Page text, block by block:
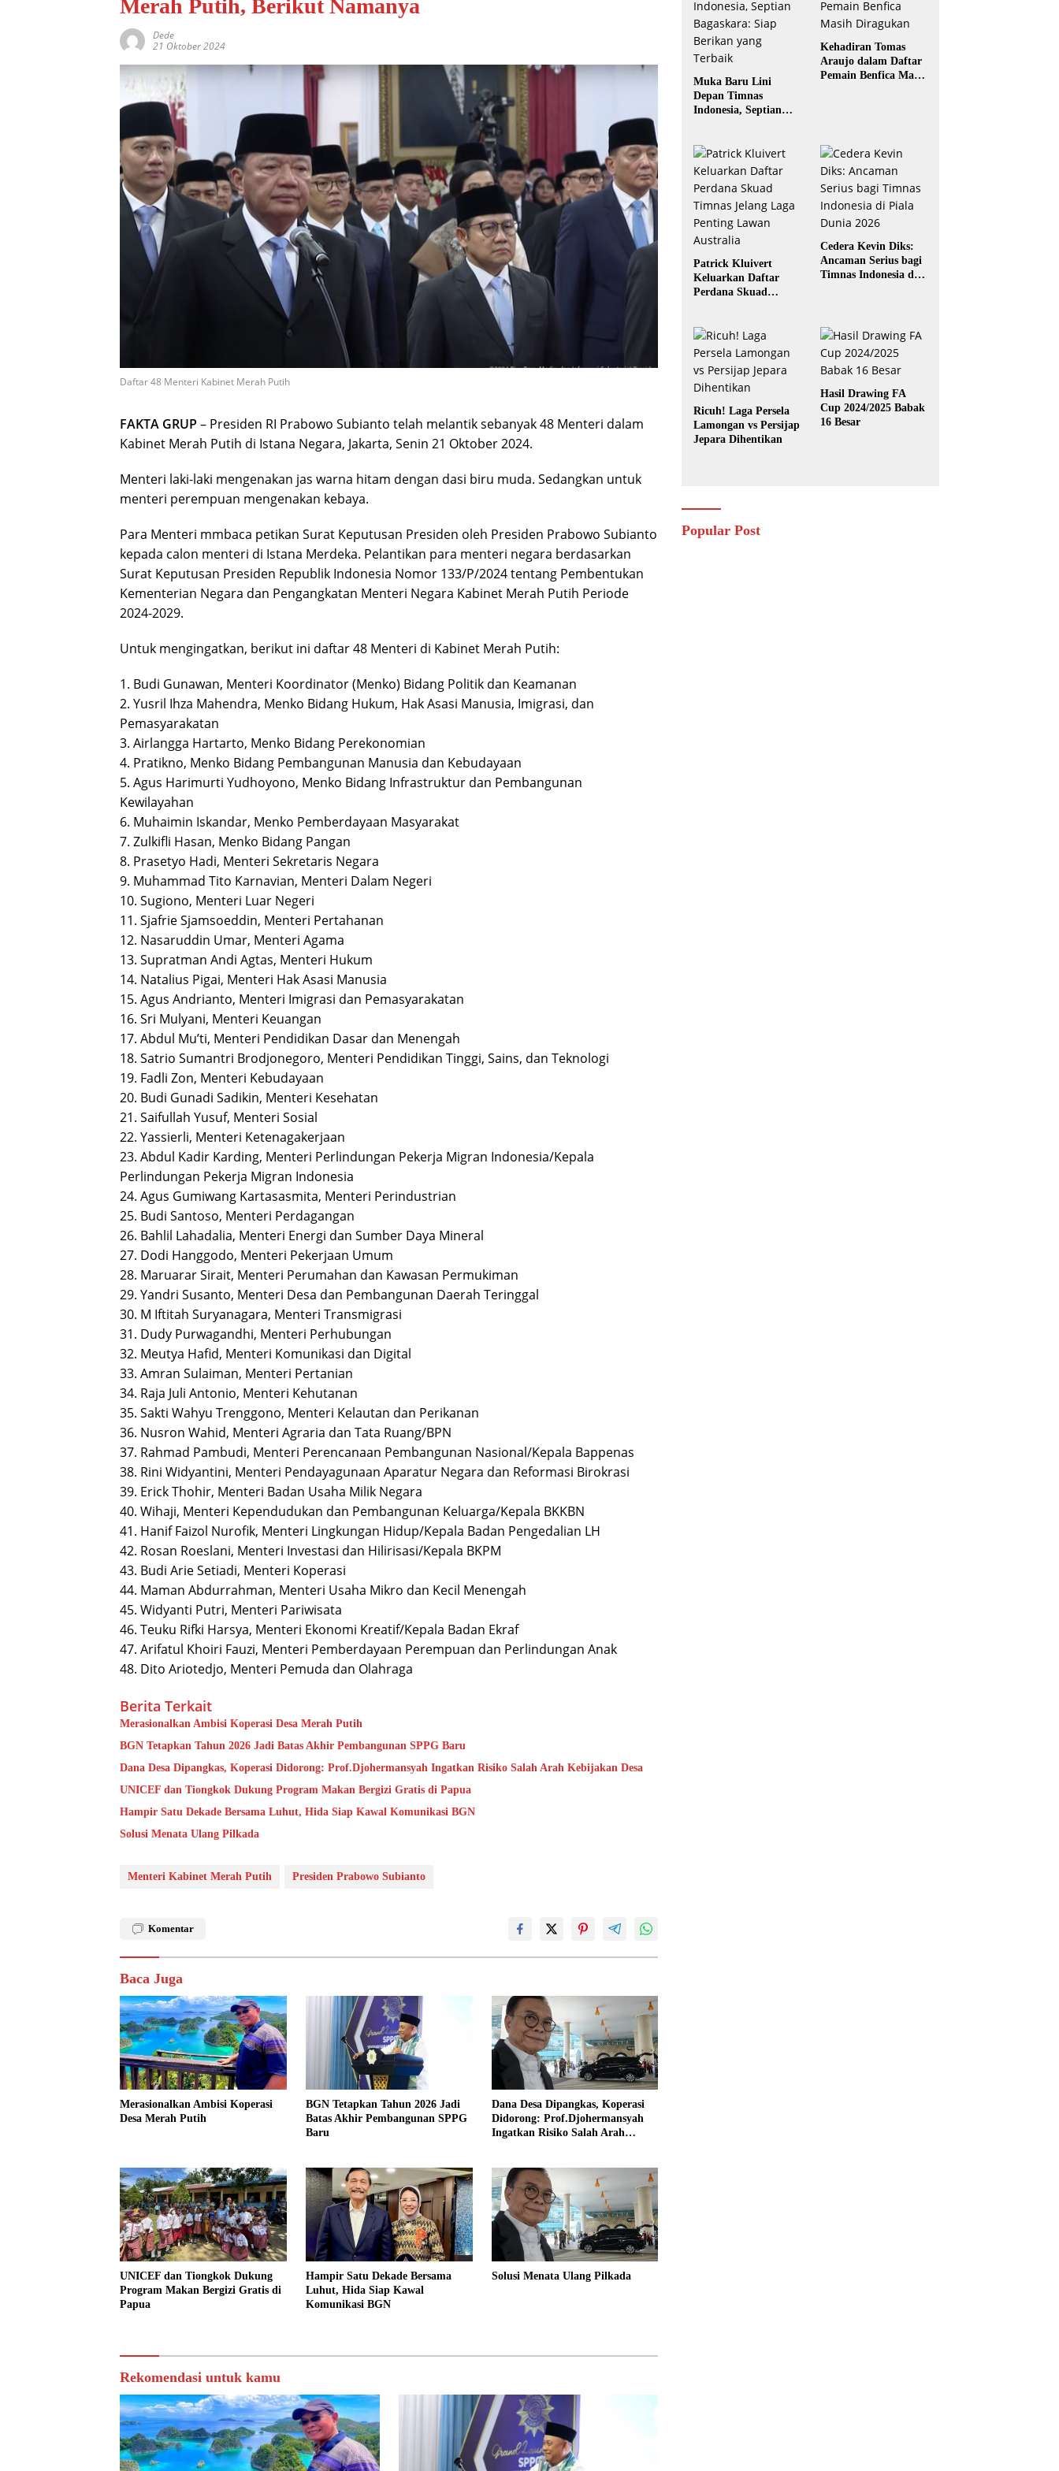
Merah Putih, Berikut Namanya
Dede
21 Oktober 2024
Daftar 48 Menteri Kabinet Merah Putih
FAKTA GRUP – Presiden RI Prabowo Subianto telah melantik sebanyak 48 Menteri dalam
Kabinet Merah Putih di Istana Negara, Jakarta, Senin 21 Oktober 2024.
Menteri laki-laki mengenakan jas warna hitam dengan dasi biru muda. Sedangkan untuk
menteri perempuan mengenakan kebaya.
Para Menteri mmbaca petikan Surat Keputusan Presiden oleh Presiden Prabowo Subianto
kepada calon menteri di Istana Merdeka. Pelantikan para menteri negara berdasarkan
Surat Keputusan Presiden Republik Indonesia Nomor 133/P/2024 tentang Pembentukan
Kementerian Negara dan Pengangkatan Menteri Negara Kabinet Merah Putih Periode
2024-2029.
Untuk mengingatkan, berikut ini daftar 48 Menteri di Kabinet Merah Putih:
1. Budi Gunawan, Menteri Koordinator (Menko) Bidang Politik dan Keamanan
2. Yusril Ihza Mahendra, Menko Bidang Hukum, Hak Asasi Manusia, Imigrasi, dan
Pemasyarakatan
3. Airlangga Hartarto, Menko Bidang Perekonomian
4. Pratikno, Menko Bidang Pembangunan Manusia dan Kebudayaan
5. Agus Harimurti Yudhoyono, Menko Bidang Infrastruktur dan Pembangunan
Kewilayahan
6. Muhaimin Iskandar, Menko Pemberdayaan Masyarakat
7. Zulkifli Hasan, Menko Bidang Pangan
8. Prasetyo Hadi, Menteri Sekretaris Negara
9. Muhammad Tito Karnavian, Menteri Dalam Negeri
10. Sugiono, Menteri Luar Negeri
11. Sjafrie Sjamsoeddin, Menteri Pertahanan
12. Nasaruddin Umar, Menteri Agama
13. Supratman Andi Agtas, Menteri Hukum
14. Natalius Pigai, Menteri Hak Asasi Manusia
15. Agus Andrianto, Menteri Imigrasi dan Pemasyarakatan
16. Sri Mulyani, Menteri Keuangan
17. Abdul Mu’ti, Menteri Pendidikan Dasar dan Menengah
18. Satrio Sumantri Brodjonegoro, Menteri Pendidikan Tinggi, Sains, dan Teknologi
19. Fadli Zon, Menteri Kebudayaan
20. Budi Gunadi Sadikin, Menteri Kesehatan
21. Saifullah Yusuf, Menteri Sosial
22. Yassierli, Menteri Ketenagakerjaan
23. Abdul Kadir Karding, Menteri Perlindungan Pekerja Migran Indonesia/Kepala
Perlindungan Pekerja Migran Indonesia
24. Agus Gumiwang Kartasasmita, Menteri Perindustrian
25. Budi Santoso, Menteri Perdagangan
26. Bahlil Lahadalia, Menteri Energi dan Sumber Daya Mineral
27. Dodi Hanggodo, Menteri Pekerjaan Umum
28. Maruarar Sirait, Menteri Perumahan dan Kawasan Permukiman
29. Yandri Susanto, Menteri Desa dan Pembangunan Daerah Teringgal
30. M Iftitah Suryanagara, Menteri Transmigrasi
31. Dudy Purwagandhi, Menteri Perhubungan
32. Meutya Hafid, Menteri Komunikasi dan Digital
33. Amran Sulaiman, Menteri Pertanian
34. Raja Juli Antonio, Menteri Kehutanan
35. Sakti Wahyu Trenggono, Menteri Kelautan dan Perikanan
36. Nusron Wahid, Menteri Agraria dan Tata Ruang/BPN
37. Rahmad Pambudi, Menteri Perencanaan Pembangunan Nasional/Kepala Bappenas
38. Rini Widyantini, Menteri Pendayagunaan Aparatur Negara dan Reformasi Birokrasi
39. Erick Thohir, Menteri Badan Usaha Milik Negara
40. Wihaji, Menteri Kependudukan dan Pembangunan Keluarga/Kepala BKKBN
41. Hanif Faizol Nurofik, Menteri Lingkungan Hidup/Kepala Badan Pengedalian LH
42. Rosan Roeslani, Menteri Investasi dan Hilirisasi/Kepala BKPM
43. Budi Arie Setiadi, Menteri Koperasi
44. ⁠Maman Abdurrahman, Menteri Usaha Mikro dan Kecil Menengah
45. Widyanti Putri, Menteri Pariwisata
46. Teuku Rifki Harsya, Menteri Ekonomi Kreatif/Kepala Badan Ekraf
47. Arifatul Khoiri Fauzi, Menteri Pemberdayaan Perempuan dan Perlindungan Anak
48. Dito Ariotedjo, Menteri Pemuda dan Olahraga
Berita Terkait
Merasionalkan Ambisi Koperasi Desa Merah Putih
BGN Tetapkan Tahun 2026 Jadi Batas Akhir Pembangunan SPPG Baru
Dana Desa Dipangkas, Koperasi Didorong: Prof.Djohermansyah Ingatkan Risiko Salah Arah Kebijakan Desa
UNICEF dan Tiongkok Dukung Program Makan Bergizi Gratis di Papua
Hampir Satu Dekade Bersama Luhut, Hida Siap Kawal Komunikasi BGN
Solusi Menata Ulang Pilkada
Menteri Kabinet Merah Putih Presiden Prabowo Subianto
Komentar
Baca Juga
Merasionalkan Ambisi Koperasi
Desa Merah Putih
BGN Tetapkan Tahun 2026 Jadi
Batas Akhir Pembangunan SPPG
Baru
Dana Desa Dipangkas, Koperasi
Didorong: Prof.Djohermansyah
Ingatkan Risiko Salah Arah
UNICEF dan Tiongkok Dukung
Program Makan Bergizi Gratis di
Papua
Hampir Satu Dekade Bersama
Luhut, Hida Siap Kawal
Komunikasi BGN
Solusi Menata Ulang Pilkada
Rekomendasi untuk kamu
Muka Baru Lini
Depan Timnas
Indonesia, Septian
Kehadiran Tomas
Araujo dalam Daftar
Pemain Benfica Masih
Patrick Kluivert
Keluarkan Daftar
Perdana Skuad
Australia
Cedera Kevin Diks:
Ancaman Serius bagi
Timnas Indonesia di
Ricuh! Laga Persela
Lamongan vs Persijap
Jepara Dihentikan
Hasil Drawing FA
Cup 2024/2025 Babak
16 Besar
Popular Post